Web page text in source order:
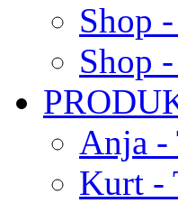
Shop
Shop
Anja -
Kurt -